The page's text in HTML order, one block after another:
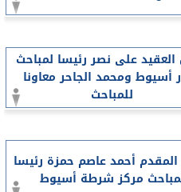
العقيد على نصر رئيسا لمباحث
أسيوط ومحمد الجاحر معاونا
للمباحث
المقدم أحمد عاصم حمزة رئيسا
مركز شرطة أسيوط